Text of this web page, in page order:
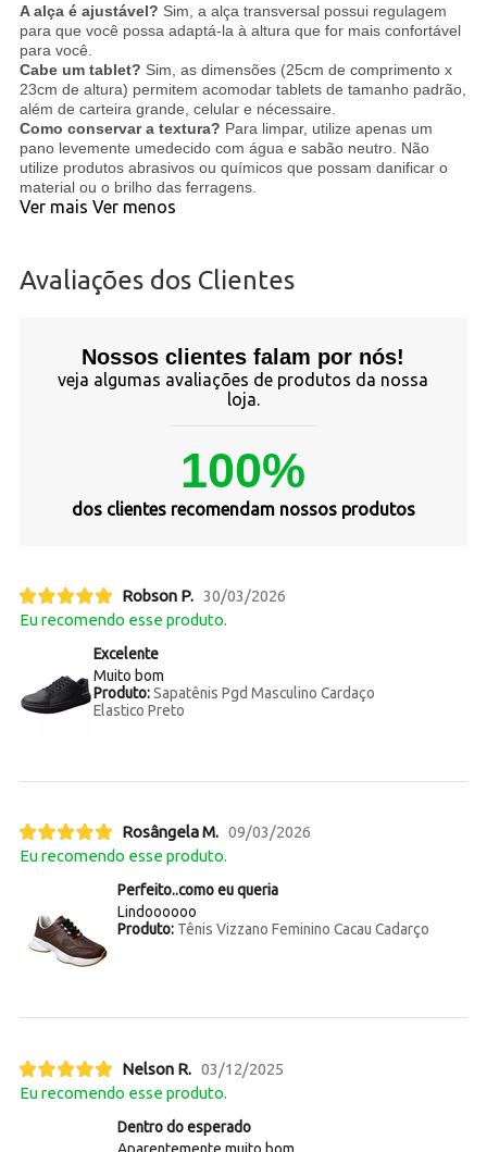
A alça é ajustável? Sim, a alça transversal possui regulagem
para que você possa adaptá-la à altura que for mais confortável
para você.
Cabe um tablet? Sim, as dimensões (25cm de comprimento x
23cm de altura) permitem acomodar tablets de tamanho padrão,
além de carteira grande, celular e nécessaire.
Como conservar a textura? Para limpar, utilize apenas um
pano levemente umedecido com água e sabão neutro. Não
utilize produtos abrasivos ou químicos que possam danificar o
material ou o brilho das ferragens.
Ver mais Ver menos
Avaliações dos Clientes
Nossos clientes falam por nós!
veja algumas avaliações de produtos da nossa
loja.
100%
dos clientes recomendam nossos produtos
Robson P. 30/03/2026
Eu recomendo esse produto.
Excelente
Muito bom
Produto:Sapatênis Pgd Masculino Cardaço
Elastico Preto
Rosângela M. 09/03/2026
Eu recomendo esse produto.
Perfeito..como eu queria
Lindoooooo
Produto:Tênis Vizzano Feminino Cacau Cadarço
Nelson R. 03/12/2025
Eu recomendo esse produto.
Dentro do esperado
Aparentemente muito bom